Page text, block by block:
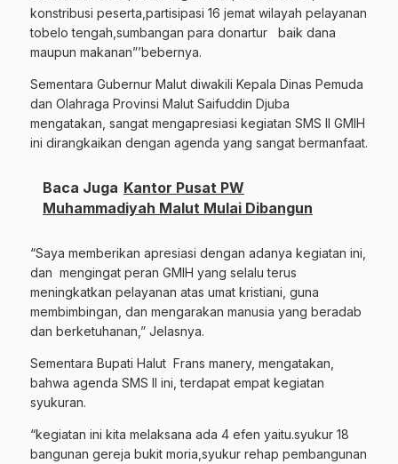
konstribusi peserta,partisipasi 16 jemat wilayah pelayanan
tobelo tengah,sumbangan para donartur
baik dana
maupun makanan”’bebernya.
Sementara Gubernur Malut diwakili Kepala Dinas Pemuda
dan Olahraga Provinsi Malut Saifuddin Djuba
mengatakan, sangat mengapresiasi kegiatan SMS II GMIH
ini dirangkaikan dengan agenda yang sangat bermanfaat.
Baca Juga Kantor Pusat PW
Muhammadiyah Malut Mulai Dibangun
“Saya memberikan apresiasi dengan adanya kegiatan ini,
dan mengingat peran GMIH yang selalu terus
meningkatkan pelayanan atas umat kristiani, guna
membimbingan, dan mengarakan manusia yang beradab
dan berketuhanan,” Jelasnya.
Sementara Bupati Halut Frans manery, mengatakan,
bahwa agenda SMS II ini, terdapat empat kegiatan
syukuran.
“kegiatan ini kita melaksana ada 4 efen yaitu.syukur 18
bangunan gereja bukit moria,syukur rehap pembangunan